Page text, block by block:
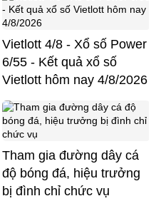
Vietlott 4/8 - Xổ số Power
6/55 - Kết quả xổ số
Vietlott hôm nay 4/8/2026
Tham gia đường dây cá
độ bóng đá, hiệu trưởng
bị đình chỉ chức vụ